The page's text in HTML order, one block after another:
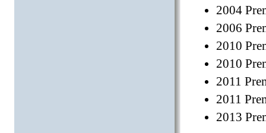
2004
2006
2010
2010
2011
2011
2013